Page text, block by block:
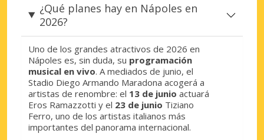
¿Qué planes hay en Nápoles en
2026?
Uno de los grandes atractivos de 2026 en
Nápoles es, sin duda, su programación
musical en vivo. A mediados de junio, el
Stadio Diego Armando Maradona acogerá a
artistas de renombre: el 13 de junio actuará
Eros Ramazzotti y el 23 de junio Tiziano
Ferro, uno de los artistas italianos más
importantes del panorama internacional.